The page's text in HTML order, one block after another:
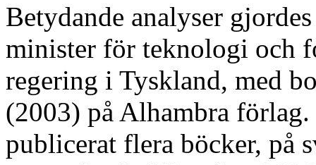
Betydande analyser
minister för teknologi och
regering i Tyskland, med
(2003) på Alhambra
publicerat flera böcker, på